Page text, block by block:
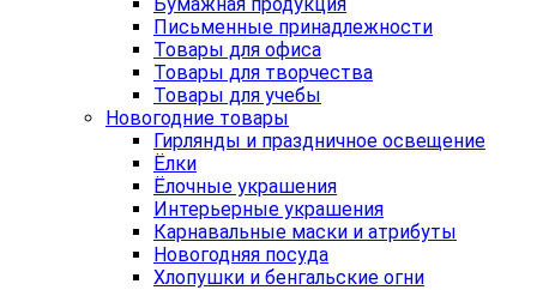
Письменные принадлежности
Товары для офиса
Товары для творчества
Товары для учебы
Новогодние товары
Гирлянды и праздничное освещение
Ёлки
Ёлочные украшения
Интерьерные украшения
Карнавальные маски и атрибуты
Новогодняя посуда
Хлопушки и бенгальские огни